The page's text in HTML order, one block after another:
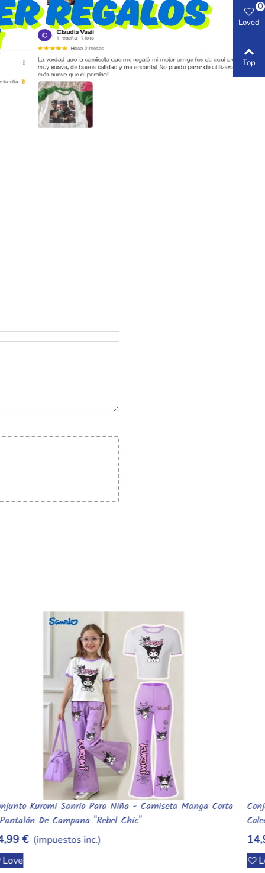
Añadir Al Carrito
Conjunto De Traje De Campana Hello Kitty Para Chicas 🎀
Colección Oficial Sanrio
14,99 € (impuestos inc.)
Love
Loved
0
Top